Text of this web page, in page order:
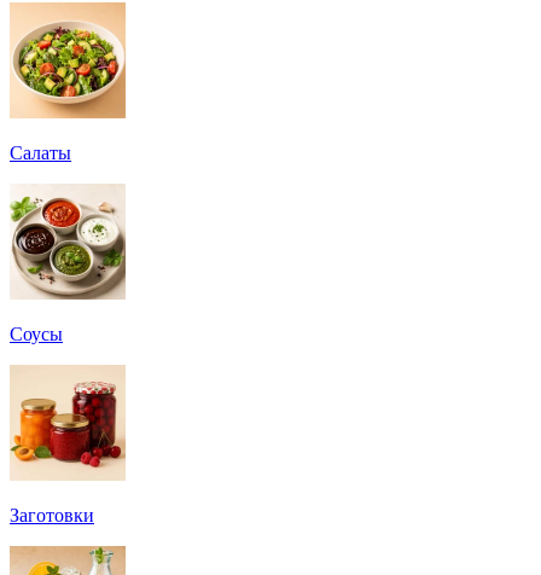
Салаты
Соусы
Заготовки